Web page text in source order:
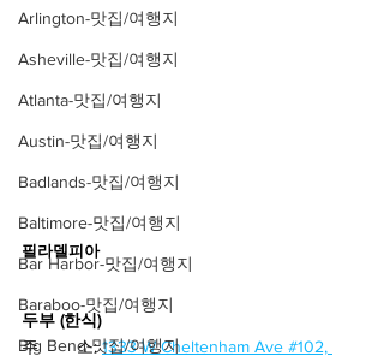
Arlington-맛집/여행지
Asheville-맛집/여행지
Atlanta-맛집/여행지
Austin-맛집/여행지
Badlands-맛집/여행지
Baltimore-맛집/여행지
Bar Harbor-맛집/여행지
Baraboo-맛집/여행지
Big Bend-맛집/여행지
필라델피아
두부 (한식)
주        소: 1333 W Cheltenham Ave #102,